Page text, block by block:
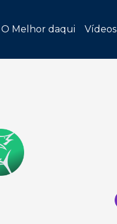
O Melhor daqui Vídeos